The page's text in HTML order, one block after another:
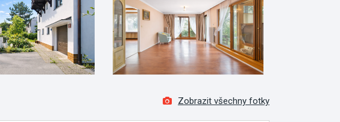
Zobrazit všechny fotky